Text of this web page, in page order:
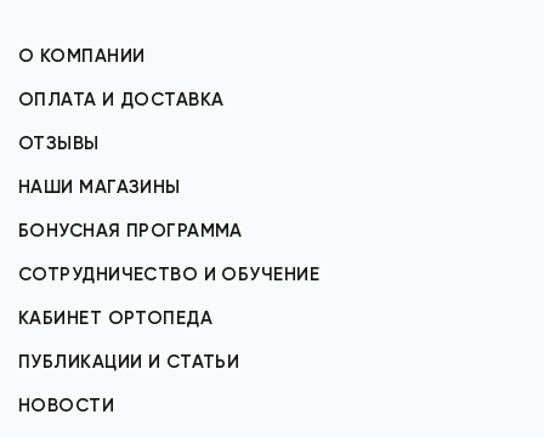
О КОМПАНИИ
ОПЛАТА И ДОСТАВКА
ОТЗЫВЫ
НАШИ МАГАЗИНЫ
БОНУСНАЯ ПРОГРАММА
СОТРУДНИЧЕСТВО И ОБУЧЕНИЕ
КАБИНЕТ ОРТОПЕДА
ПУБЛИКАЦИИ И СТАТЬИ
НОВОСТИ